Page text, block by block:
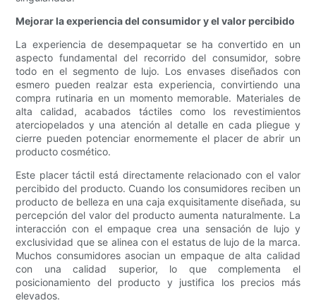
Mejorar la experiencia del consumidor y el valor percibido
La experiencia de desempaquetar se ha convertido en un
aspecto fundamental del recorrido del consumidor, sobre
todo en el segmento de lujo. Los envases diseñados con
esmero pueden realzar esta experiencia, convirtiendo una
compra rutinaria en un momento memorable. Materiales de
alta calidad, acabados táctiles como los revestimientos
aterciopelados y una atención al detalle en cada pliegue y
cierre pueden potenciar enormemente el placer de abrir un
producto cosmético.
Este placer táctil está directamente relacionado con el valor
percibido del producto. Cuando los consumidores reciben un
producto de belleza en una caja exquisitamente diseñada, su
percepción del valor del producto aumenta naturalmente. La
interacción con el empaque crea una sensación de lujo y
exclusividad que se alinea con el estatus de lujo de la marca.
Muchos consumidores asocian un empaque de alta calidad
con una calidad superior, lo que complementa el
posicionamiento del producto y justifica los precios más
elevados.